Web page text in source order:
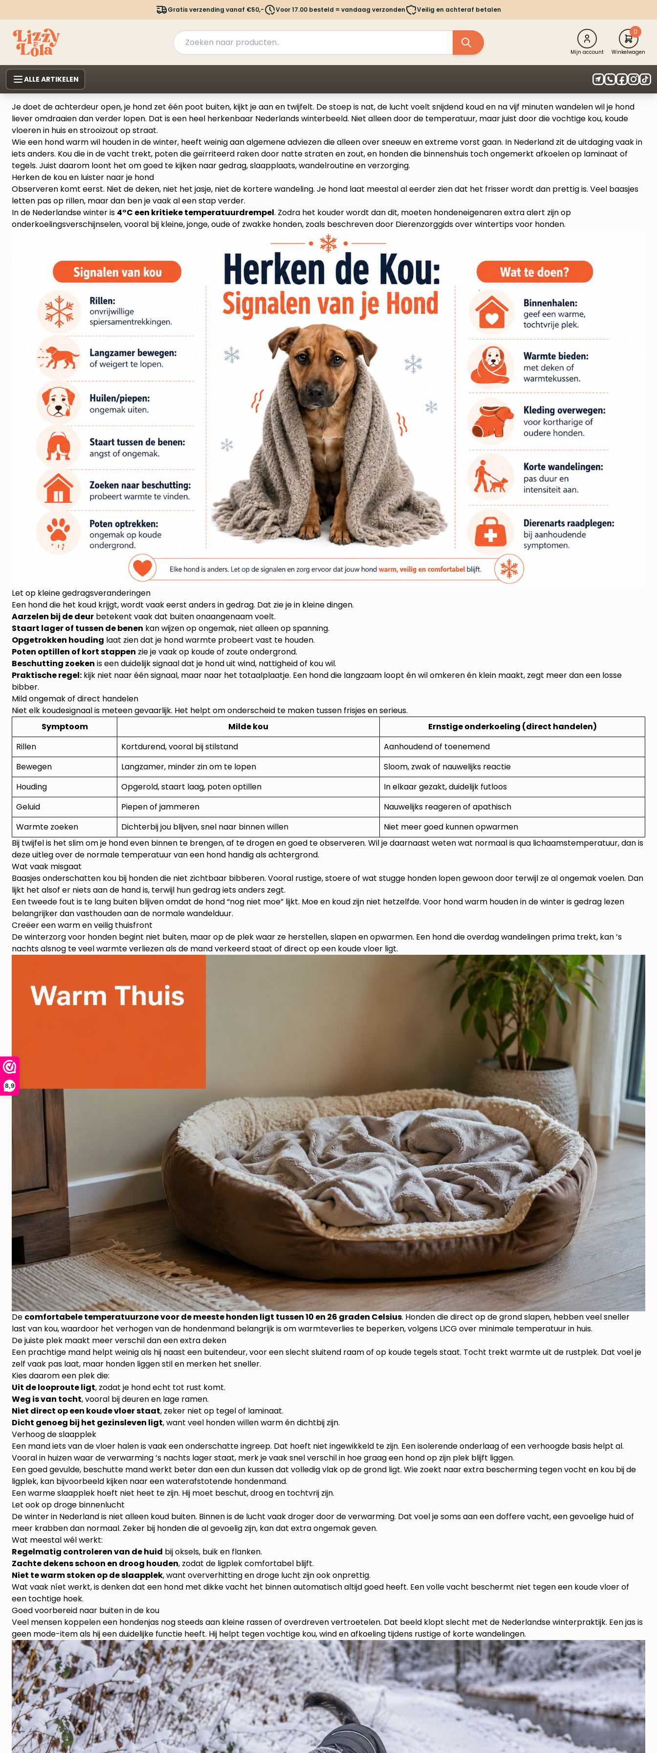
8,9
Gratis verzending vanaf €50,- Voor 17.00 besteld = vandaag verzonden Veilig en achteraf betalen
Mijn account
0
Winkelwagen
ALLE ARTIKELEN
Je doet de achterdeur open, je hond zet één poot buiten, kijkt je aan en twijfelt. De stoep is nat, de lucht voelt snijdend koud en na vijf minuten wandelen wil je hond
liever omdraaien dan verder lopen. Dat is een heel herkenbaar Nederlands winterbeeld. Niet alleen door de temperatuur, maar juist door die vochtige kou, koude
vloeren in huis en strooizout op straat.
Wie een hond warm wil houden in de winter, heeft weinig aan algemene adviezen die alleen over sneeuw en extreme vorst gaan. In Nederland zit de uitdaging vaak in
iets anders. Kou die in de vacht trekt, poten die geïrriteerd raken door natte straten en zout, en honden die binnenshuis toch ongemerkt afkoelen op laminaat of
tegels. Juist daarom loont het om goed te kijken naar gedrag, slaapplaats, wandelroutine en verzorging.
Herken de kou en luister naar je hond
Observeren komt eerst. Niet de deken, niet het jasje, niet de kortere wandeling. Je hond laat meestal al eerder zien dat het frisser wordt dan prettig is. Veel baasjes
letten pas op rillen, maar dan ben je vaak al een stap verder.
In de Nederlandse winter is 4°C een kritieke temperatuurdrempel. Zodra het kouder wordt dan dit, moeten hondeneigenaren extra alert zijn op
onderkoelingsverschijnselen, vooral bij kleine, jonge, oude of zwakke honden, zoals beschreven door Dierenzorggids over wintertips voor honden.
Let op kleine gedragsveranderingen
Een hond die het koud krijgt, wordt vaak eerst anders in gedrag. Dat zie je in kleine dingen.
Aarzelen bij de deur betekent vaak dat buiten onaangenaam voelt.
Staart lager of tussen de benen kan wijzen op ongemak, niet alleen op spanning.
Opgetrokken houding laat zien dat je hond warmte probeert vast te houden.
Poten optillen of kort stappen zie je vaak op koude of zoute ondergrond.
Beschutting zoeken is een duidelijk signaal dat je hond uit wind, nattigheid of kou wil.
Praktische regel: kijk niet naar één signaal, maar naar het totaalplaatje. Een hond die langzaam loopt én wil omkeren én klein maakt, zegt meer dan een losse
bibber.
Mild ongemak of direct handelen
Niet elk koudesignaal is meteen gevaarlijk. Het helpt om onderscheid te maken tussen frisjes en serieus.
Symptoom
Milde kou
Ernstige onderkoeling (direct handelen)
Rillen
Kortdurend, vooral bij stilstand
Aanhoudend of toenemend
Bewegen
Langzamer, minder zin om te lopen
Sloom, zwak of nauwelijks reactie
Houding
Opgerold, staart laag, poten optillen
In elkaar gezakt, duidelijk futloos
Geluid
Piepen of jammeren
Nauwelijks reageren of apathisch
Warmte zoeken
Dichterbij jou blijven, snel naar binnen willen
Niet meer goed kunnen opwarmen
Bij twijfel is het slim om je hond even binnen te brengen, af te drogen en goed te observeren. Wil je daarnaast weten wat normaal is qua lichaamstemperatuur, dan is
deze uitleg over de normale temperatuur van een hond handig als achtergrond.
Wat vaak misgaat
Baasjes onderschatten kou bij honden die niet zichtbaar bibberen. Vooral rustige, stoere of wat stugge honden lopen gewoon door terwijl ze al ongemak voelen. Dan
lijkt het alsof er niets aan de hand is, terwijl hun gedrag iets anders zegt.
Een tweede fout is te lang buiten blijven omdat de hond “nog niet moe” lijkt. Moe en koud zijn niet hetzelfde. Voor hond warm houden in de winter is gedrag lezen
belangrijker dan vasthouden aan de normale wandelduur.
Creëer een warm en veilig thuisfront
De winterzorg voor honden begint niet buiten, maar op de plek waar ze herstellen, slapen en opwarmen. Een hond die overdag wandelingen prima trekt, kan ’s
nachts alsnog te veel warmte verliezen als de mand verkeerd staat of direct op een koude vloer ligt.
De comfortabele temperatuurzone voor de meeste honden ligt tussen 10 en 26 graden Celsius. Honden die direct op de grond slapen, hebben veel sneller
last van kou, waardoor het verhogen van de hondenmand belangrijk is om warmteverlies te beperken, volgens LICG over minimale temperatuur in huis.
De juiste plek maakt meer verschil dan een extra deken
Een prachtige mand helpt weinig als hij naast een buitendeur, voor een slecht sluitend raam of op koude tegels staat. Tocht trekt warmte uit de rustplek. Dat voel je
zelf vaak pas laat, maar honden liggen stil en merken het sneller.
Kies daarom een plek die:
Uit de looproute ligt, zodat je hond echt tot rust komt.
Weg is van tocht, vooral bij deuren en lage ramen.
Niet direct op een koude vloer staat, zeker niet op tegel of laminaat.
Dicht genoeg bij het gezinsleven ligt, want veel honden willen warm én dichtbij zijn.
Verhoog de slaapplek
Een mand iets van de vloer halen is vaak een onderschatte ingreep. Dat hoeft niet ingewikkeld te zijn. Een isolerende onderlaag of een verhoogde basis helpt al.
Vooral in huizen waar de verwarming ’s nachts lager staat, merk je vaak snel verschil in hoe graag een hond op zijn plek blijft liggen.
Een goed gevulde, beschutte mand werkt beter dan een dun kussen dat volledig vlak op de grond ligt. Wie zoekt naar extra bescherming tegen vocht en kou bij de
ligplek, kan bijvoorbeeld kijken naar eenwaterafstotende hondenmand.
Een warme slaapplek hoeft niet heet te zijn. Hij moet beschut, droog en tochtvrij zijn.
Let ook op droge binnenlucht
De winter in Nederland is niet alleen koud buiten. Binnen is de lucht vaak droger door de verwarming. Dat voel je soms aan een doffere vacht, een gevoelige huid of
meer krabben dan normaal. Zeker bij honden die al gevoelig zijn, kan dat extra ongemak geven.
Wat meestal wél werkt:
Regelmatig controleren van de huid bij oksels, buik en flanken.
Zachte dekens schoon en droog houden, zodat de ligplek comfortabel blijft.
Niet te warm stoken op de slaapplek, want oververhitting en droge lucht zijn ook onprettig.
Wat vaak níet werkt, is denken dat een hond met dikke vacht het binnen automatisch altijd goed heeft. Een volle vacht beschermt niet tegen een koude vloer of
een tochtige hoek.
Goed voorbereid naar buiten in de kou
Veel mensen koppelen een hondenjas nog steeds aan kleine rassen of overdreven vertroetelen. Dat beeld klopt slecht met de Nederlandse winterpraktijk. Een jas is
geen mode-item als hij een duidelijke functie heeft. Hij helpt tegen vochtige kou, wind en afkoeling tijdens rustige of korte wandelingen.